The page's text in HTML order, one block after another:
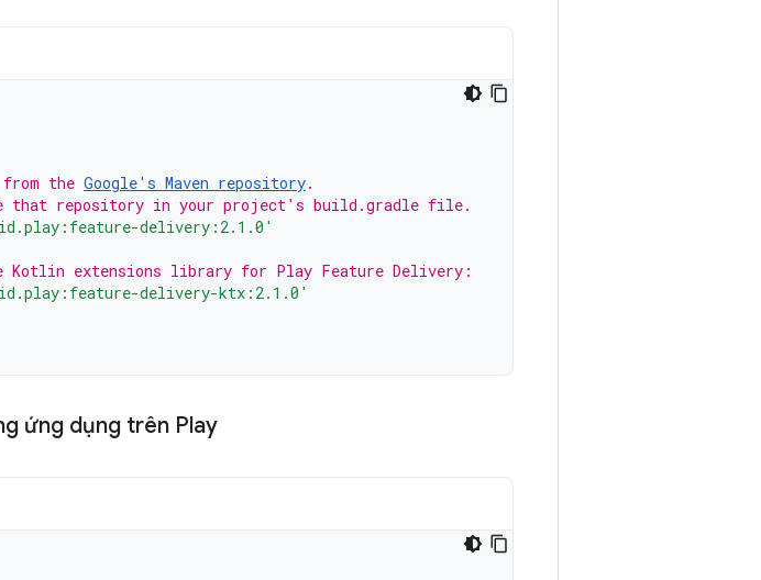
from the Google's Maven repository.
that repository in your project's build.gradle file.
delivery:2.1.0'
extensions library for Play Feature Delivery:
delivery-ktx:2.1.0'
ứng dụng trên Play